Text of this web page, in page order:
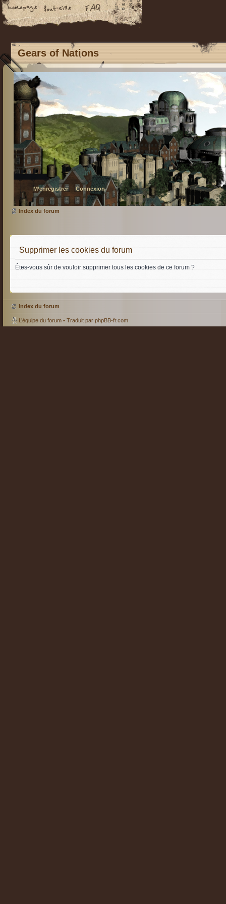
Gears of Nations
M’enregistrer Connexion
Index du forum
Supprimer les cookies du forum
Êtes-vous sûr de vouloir supprimer tous les cookies de ce forum ?
Index du forum
L’équipe du forum • Traduit par phpBB-fr.com